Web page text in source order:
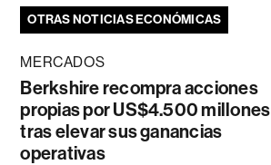
OTRAS NOTICIAS ECONÓMICAS
MERCADOS
Berkshire recompra acciones
propias por US$4.500 millones
tras elevar sus ganancias
operativas